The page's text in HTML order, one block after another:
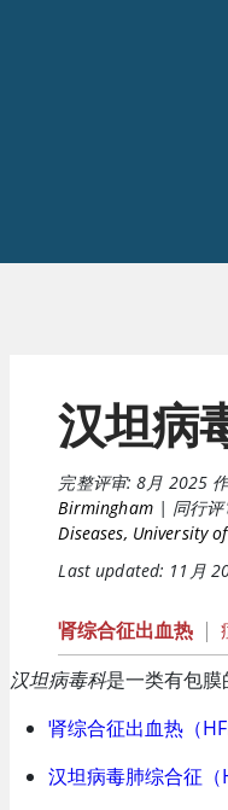
汉坦病
完整评审: 8月 2025
Birmingham| 同行评
Diseases, University
Last updated: 11月
肾综合征出血热 |
汉坦病毒科是一类有包膜
肾综合征出血热（
汉坦病毒肺综合征（